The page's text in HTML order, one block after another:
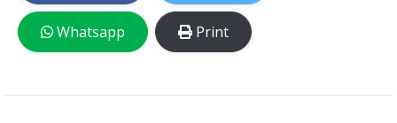
Whatsapp Print